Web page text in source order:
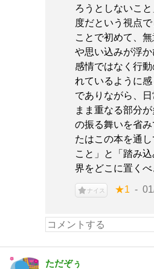
ろうとしないこ
度だという視点
ことで初めて、
や思い込みが浮
感情ではなく行
れているように
でありながら、
まま重なる部分
の振る舞いを省
たはこの本を通
こと」と「踏み
界をどこに置く
ナイス ★1
ただぞぅ